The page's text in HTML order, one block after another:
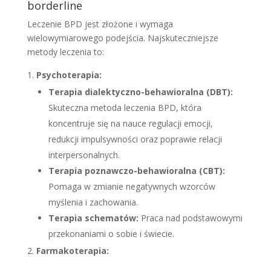
borderline
Leczenie BPD jest złożone i wymaga
wielowymiarowego podejścia. Najskuteczniejsze
metody leczenia to:
Psychoterapia:
Terapia dialektyczno-behawioralna (DBT):
Skuteczna metoda leczenia BPD, która
koncentruje się na nauce regulacji emocji,
redukcji impulsywności oraz poprawie relacji
interpersonalnych.
Terapia poznawczo-behawioralna (CBT):
Pomaga w zmianie negatywnych wzorców
myślenia i zachowania.
Terapia schematów: Praca nad podstawowymi
przekonaniami o sobie i świecie.
Farmakoterapia: